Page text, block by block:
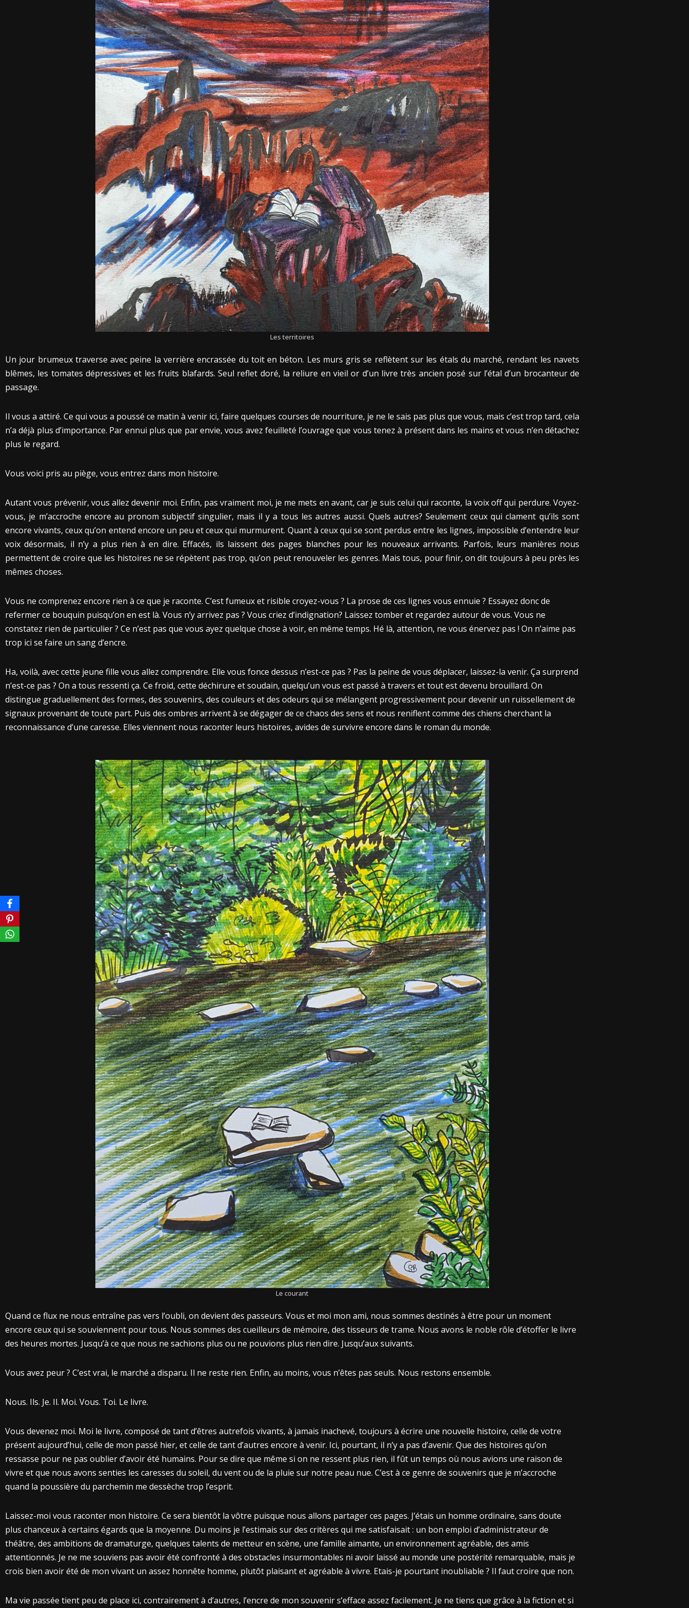
Les territoires
Un jour brumeux traverse avec peine la verrière encrassée du toit en béton. Les murs gris se reflètent sur les étals du marché, rendant les navets
blêmes, les tomates dépressives et les fruits blafards. Seul reflet doré, la reliure en vieil or d’un livre très ancien posé sur l’étal d’un brocanteur de
passage.
Il vous a attiré. Ce qui vous a poussé ce matin à venir ici, faire quelques courses de nourriture, je ne le sais pas plus que vous, mais c’est trop tard, cela
n’a déjà plus d’importance. Par ennui plus que par envie, vous avez feuilleté l’ouvrage que vous tenez à présent dans les mains et vous n’en détachez
plus le regard.
Vous voici pris au piège, vous entrez dans mon histoire.
Autant vous prévenir, vous allez devenir moi. Enfin, pas vraiment moi, je me mets en avant, car je suis celui qui raconte, la voix off qui perdure. Voyez-
vous, je m’accroche encore au pronom subjectif singulier, mais il y a tous les autres aussi. Quels autres? Seulement ceux qui clament qu’ils sont
encore vivants, ceux qu’on entend encore un peu et ceux qui murmurent. Quant à ceux qui se sont perdus entre les lignes, impossible d’entendre leur
voix désormais, il n’y a plus rien à en dire. Effacés, ils laissent des pages blanches pour les nouveaux arrivants. Parfois, leurs manières nous
permettent de croire que les histoires ne se répètent pas trop, qu’on peut renouveler les genres. Mais tous, pour finir, on dit toujours à peu près les
mêmes choses.
Vous ne comprenez encore rien à ce que je raconte. C’est fumeux et risible croyez-vous ? La prose de ces lignes vous ennuie ? Essayez donc de
refermer ce bouquin puisqu’on en est là. Vous n’y arrivez pas ? Vous criez d’indignation? Laissez tomber et regardez autour de vous. Vous ne
constatez rien de particulier ? Ce n’est pas que vous ayez quelque chose à voir, en même temps. Hé là, attention, ne vous énervez pas ! On n’aime pas
trop ici se faire un sang d’encre.
Ha, voilà, avec cette jeune fille vous allez comprendre. Elle vous fonce dessus n’est-ce pas ? Pas la peine de vous déplacer, laissez-la venir. Ça surprend
n’est-ce pas ? On a tous ressenti ça. Ce froid, cette déchirure et soudain, quelqu’un vous est passé à travers et tout est devenu brouillard. On
distingue graduellement des formes, des souvenirs, des couleurs et des odeurs qui se mélangent progressivement pour devenir un ruissellement de
signaux provenant de toute part. Puis des ombres arrivent à se dégager de ce chaos des sens et nous reniflent comme des chiens cherchant la
reconnaissance d’une caresse. Elles viennent nous raconter leurs histoires, avides de survivre encore dans le roman du monde.
Le courant
Quand ce flux ne nous entraîne pas vers l’oubli, on devient des passeurs. Vous et moi mon ami, nous sommes destinés à être pour un moment
encore ceux qui se souviennent pour tous. Nous sommes des cueilleurs de mémoire, des tisseurs de trame. Nous avons le noble rôle d’étoffer le livre
des heures mortes. Jusqu’à ce que nous ne sachions plus ou ne pouvions plus rien dire. Jusqu’aux suivants.
Vous avez peur ? C’est vrai, le marché a disparu. Il ne reste rien. Enfin, au moins, vous n’êtes pas seuls. Nous restons ensemble.
Nous. Ils. Je. Il. Moi. Vous. Toi. Le livre.
Vous devenez moi. Moi le livre, composé de tant d’êtres autrefois vivants, à jamais inachevé, toujours à écrire une nouvelle histoire, celle de votre
présent aujourd’hui, celle de mon passé hier, et celle de tant d’autres encore à venir. Ici, pourtant, il n’y a pas d’avenir. Que des histoires qu’on
ressasse pour ne pas oublier d’avoir été humains. Pour se dire que même si on ne ressent plus rien, il fût un temps où nous avions une raison de
vivre et que nous avons senties les caresses du soleil, du vent ou de la pluie sur notre peau nue. C’est à ce genre de souvenirs que je m’accroche
quand la poussière du parchemin me dessèche trop l’esprit.
Laissez-moi vous raconter mon histoire. Ce sera bientôt la vôtre puisque nous allons partager ces pages. J’étais un homme ordinaire, sans doute
plus chanceux à certains égards que la moyenne. Du moins je l’estimais sur des critères qui me satisfaisait : un bon emploi d’administrateur de
théâtre, des ambitions de dramaturge, quelques talents de metteur en scène, une famille aimante, un environnement agréable, des amis
attentionnés. Je ne me souviens pas avoir été confronté à des obstacles insurmontables ni avoir laissé au monde une postérité remarquable, mais je
crois bien avoir été de mon vivant un assez honnête homme, plutôt plaisant et agréable à vivre. Etais-je pourtant inoubliable ? Il faut croire que non.
Ma vie passée tient peu de place ici, contrairement à d’autres, l’encre de mon souvenir s’efface assez facilement. Je ne tiens que grâce à la fiction et si